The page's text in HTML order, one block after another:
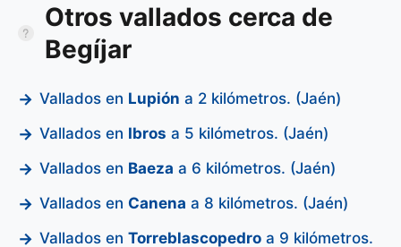
Otros vallados cerca de
Begíjar
Vallados en Lupión a 2 kilómetros. (Jaén)
Vallados en Ibros a 5 kilómetros. (Jaén)
Vallados en Baeza a 6 kilómetros. (Jaén)
Vallados en Canena a 8 kilómetros. (Jaén)
Vallados en Torreblascopedro a 9 kilómetros.